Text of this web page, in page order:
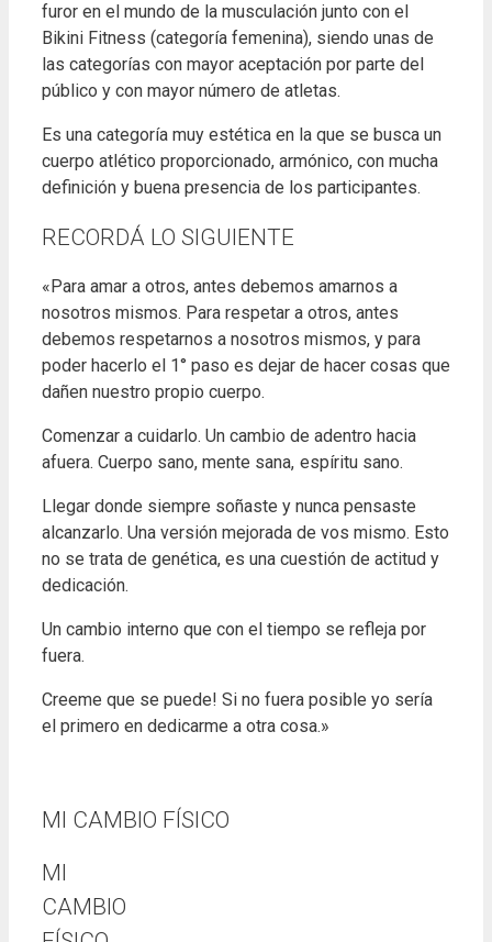
furor en el mundo de la musculación junto con el
Bikini Fitness (categoría femenina), siendo unas de
las categorías con mayor aceptación por parte del
público y con mayor número de atletas.
Es una categoría muy estética en la que se busca un
cuerpo atlético proporcionado, armónico, con mucha
definición y buena presencia de los participantes.
RECORDÁ LO SIGUIENTE
«Para amar a otros, antes debemos amarnos a
nosotros mismos. Para respetar a otros, antes
debemos respetarnos a nosotros mismos, y para
poder hacerlo el 1° paso es dejar de hacer cosas que
dañen nuestro propio cuerpo.
Comenzar a cuidarlo. Un cambio de adentro hacia
afuera. Cuerpo sano, mente sana, espíritu sano.
Llegar donde siempre soñaste y nunca pensaste
alcanzarlo. Una versión mejorada de vos mismo. Esto
no se trata de genética, es una cuestión de actitud y
dedicación.
Un cambio interno que con el tiempo se refleja por
fuera.
Creeme que se puede! Si no fuera posible yo sería
el primero en dedicarme a otra cosa.»
MI CAMBIO FÍSICO
MI
CAMBIO